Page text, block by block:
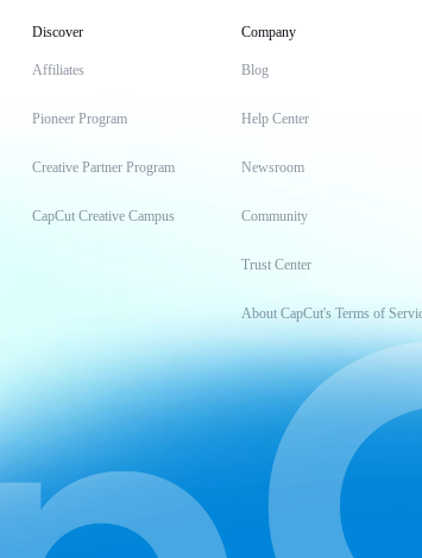
Discover
Affiliates
Pioneer Program
Creative Partner Program
CapCut Creative Campus
Company
Blog
Help Center
Newsroom
Community
Trust Center
About CapCut's Terms of